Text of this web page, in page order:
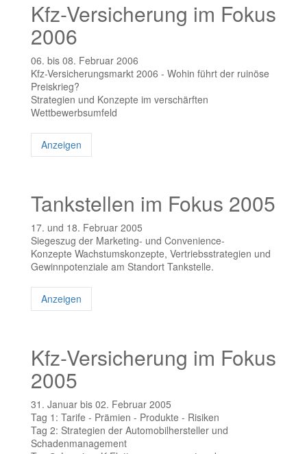
Kfz-Versicherung im Fokus
2006
06. bis 08. Februar 2006
Kfz-Versicherungsmarkt 2006 - Wohin führt der ruinöse
Preiskrieg?
Strategien und Konzepte im verschärften
Wettbewerbsumfeld
Anzeigen
Tankstellen im Fokus 2005
17. und 18. Februar 2005
Siegeszug der Marketing- und Convenience-
Konzepte Wachstumskonzepte, Vertriebsstrategien und
Gewinnpotenziale am Standort Tankstelle.
Anzeigen
Kfz-Versicherung im Fokus
2005
31. Januar bis 02. Februar 2005
Tag 1: Tarife - Prämien - Produkte - Risiken
Tag 2: Strategien der Automobilhersteller und
Schadenmanagement